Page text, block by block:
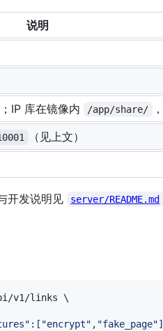
说明
IP 库在镜像内 /app/share/
（见上文）
开发说明见 server/README.md
v1/links \